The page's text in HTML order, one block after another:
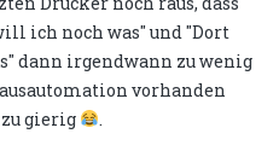
ich noch was" und "Dort
dann irgendwann zu wenig
vorhanden
gierig
.